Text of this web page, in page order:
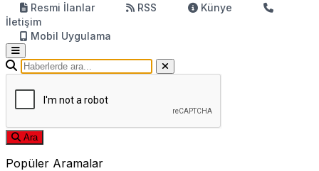
Resmi İlanlar
RSS
Künye
İletişim
Mobil Uygulama
Ara
Popüler Aramalar